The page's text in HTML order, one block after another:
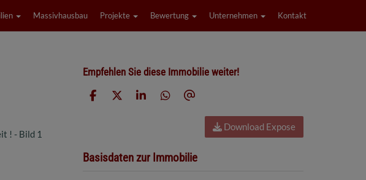
Massivhausbau Projekte Bewertung Unternehmen Kontakt
Empfehlen Sie diese Immobilie weiter!
Download Expose
Basisdaten zur Immobilie